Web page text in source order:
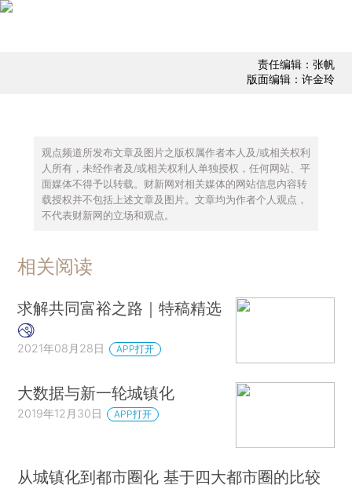
责任编辑：张帆
版面编辑：许金玲
观点频道所发布文章及图片之版权属作者本人及/或相关权利
人所有，未经作者及/或相关权利人单独授权，任何网站、平
面媒体不得予以转载。财新网对相关媒体的网站信息内容转
载授权并不包括上述文章及图片。文章均为作者个人观点，
不代表财新网的立场和观点。
相关阅读
求解共同富裕之路｜特稿精选
2021年08月28日 APP打开
大数据与新一轮城镇化
2019年12月30日 APP打开
从城镇化到都市圈化 基于四大都市圈的比较